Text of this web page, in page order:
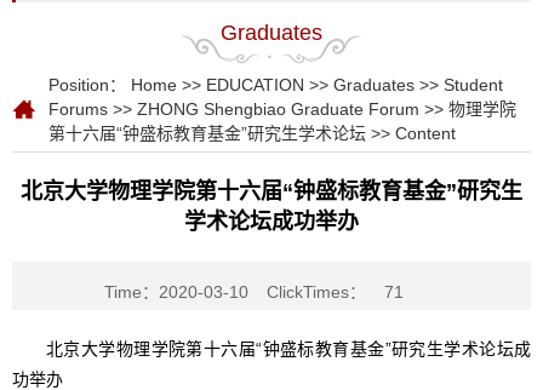
Graduates
Position： Home >> EDUCATION >> Graduates >> Student
Forums >> ZHONG Shengbiao Graduate Forum >> 物理学院
第十六届“钟盛标教育基金”研究生学术论坛 >> Content
北京大学物理学院第十六届“钟盛标教育基金”研究生
学术论坛成功举办
Time：2020-03-10 ClickTimes： 71
北京大学物理学院第十六届“钟盛标教育基金”研究生学术论坛成
功举办